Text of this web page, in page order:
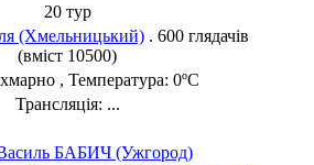
20 тур
(Хмельницький) . 600 глядачів
(вміст 10500)
, Температура: 0ºC
Трансляція: ...
БАБИЧ (Ужгород)